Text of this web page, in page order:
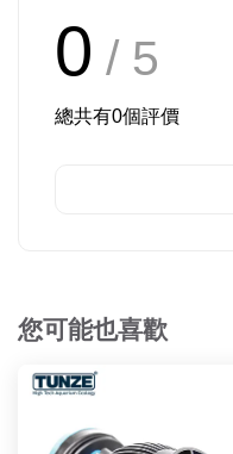
0 / 5
總共有0個評價
您可能也喜歡